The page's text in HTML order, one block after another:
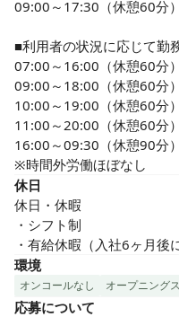
09:00～17:30（休憩60分）
■利用者の状況に応じて勤
07:00～16:00（休憩60分）
09:00～18:00（休憩60分）
10:00～19:00（休憩60分）
11:00～20:00（休憩60分）
16:00～09:30（休憩90分）
※時間外労働ほぼなし
休日
休日・休暇
・シフト制
・有給休暇（入社6ヶ月後
環境
オンコールなし オープニング
応募について